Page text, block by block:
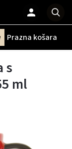
Prazna košara
s
ml